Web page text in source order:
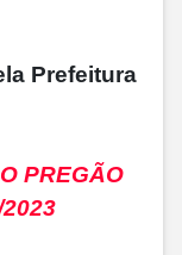
Prefeitura
PREGÃO